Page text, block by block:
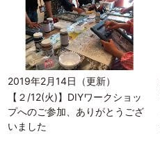
2019年2月14日（更新）
【２/12(火)】DIYワークショッ
プへのご参加、ありがとうござ
いました